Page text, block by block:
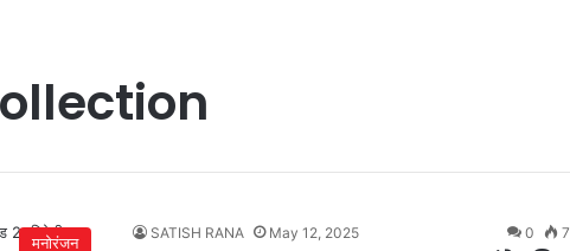
मनोरंजन
SATISH RANA May 12, 2025 0 7